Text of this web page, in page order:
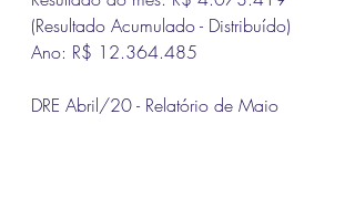
(Resultado Acumulado - Distribuído)
Ano: R$ 12.364.485
DRE Abril/20 - Relatório de Maio